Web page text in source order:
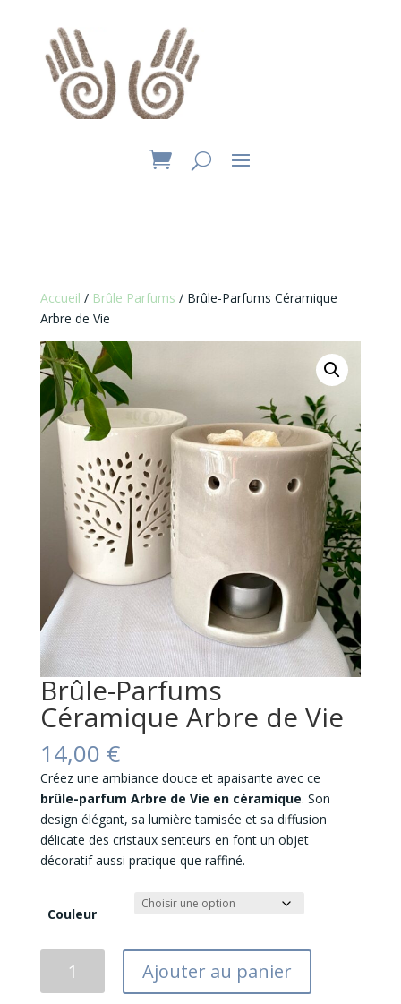
Accueil / Brûle Parfums / Brûle-Parfums Céramique
Arbre de Vie
Brûle-Parfums
Céramique Arbre de Vie
14,00 €
Créez une ambiance douce et apaisante avec ce
brûle-parfum Arbre de Vie en céramique. Son
design élégant, sa lumière tamisée et sa diffusion
délicate des cristaux senteurs en font un objet
décoratif aussi pratique que raffiné.
Couleur
Ajouter au panier